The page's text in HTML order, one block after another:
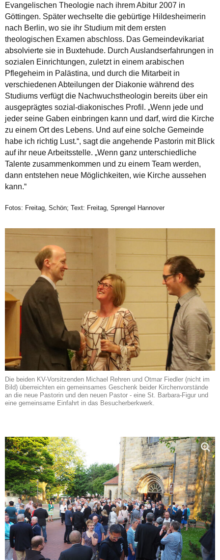
Evangelischen Theologie nach ihrem Abitur 2007 in
Göttingen. Später wechselte die gebürtige Hildesheimerin
nach Berlin, wo sie ihr Studium mit dem ersten
theologischen Examen abschloss. Das Gemeindevikariat
absolvierte sie in Buxtehude. Durch Auslandserfahrungen in
sozialen Einrichtungen, zuletzt in einem arabischen
Pflegeheim in Palästina, und durch die Mitarbeit in
verschiedenen Abteilungen der Diakonie während des
Studiums verfügt die Nachwuchstheologin bereits über ein
ausgeprägtes sozial-diakonisches Profil. „Wenn jede und
jeder seine Gaben einbringen kann und darf, wird die Kirche
zu einem Ort des Lebens. Und auf eine solche Gemeinde
habe ich richtig Lust.“, sagt die angehende Pastorin mit Blick
auf ihr neue Arbeitsstelle. „Wenn ganz unterschiedliche
Talente zusammenkommen und zu einem Team werden,
dann entstehen neue Möglichkeiten, wie Kirche aussehen
kann.“
Fotos: Freitag, Schön; Text: Freitag, Sprengel Hannover
Die beiden KV-Vorsitzenden Michael Rehren und Otmar Fiedler (nicht im
Bild) überreichten ein gemeinsames Geschenk beider Kirchenvorstände
an die neue Pastorin und den neuen Pastor - eine St. Barbara-Figur und
eine gemeinsame Einfahrt in das Besucherberkwerk.